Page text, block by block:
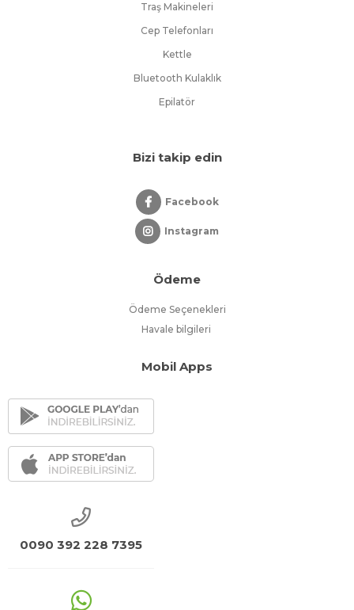
Traş Makineleri
Cep Telefonları
Kettle
Bluetooth Kulaklık
Epilatör
Bizi takip edin
Facebook
Instagram
Ödeme
Ödeme Seçenekleri
Havale bilgileri
Mobil Apps
0090 392 228 7395